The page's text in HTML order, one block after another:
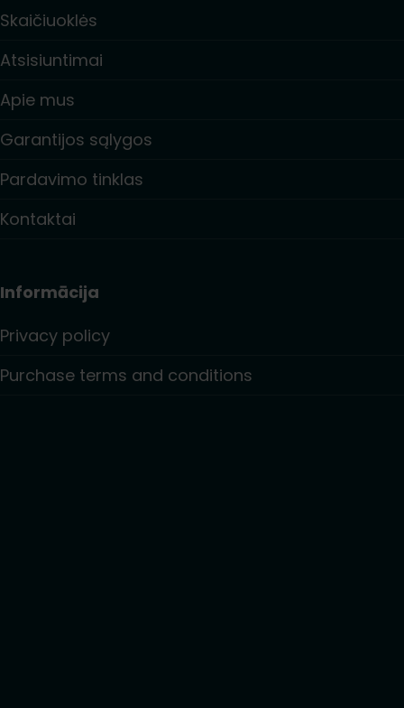
Skaičiuoklės
Atsisiuntimai
Apie mus
Garantijos sąlygos
Pardavimo tinklas
Kontaktai
Informācija
Privacy policy
Purchase terms and conditions